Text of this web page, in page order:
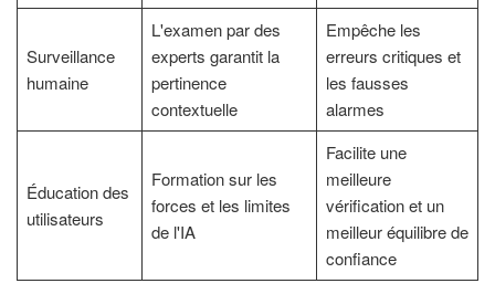
Surveillance
humaine
L'examen par des
experts garantit la
pertinence
contextuelle
Empêche les
erreurs critiques et
les fausses
alarmes
Éducation des
utilisateurs
Formation sur les
forces et les limites
de l'IA
Facilite une
meilleure
vérification et un
meilleur équilibre de
confiance